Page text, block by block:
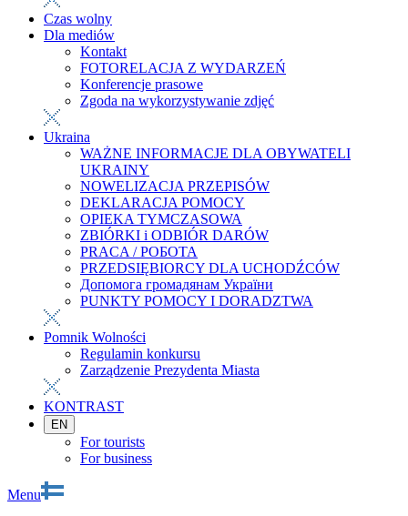
Czas wolny
Dla mediów
Kontakt
FOTORELACJA Z WYDARZEŃ
Konferencje prasowe
Zgoda na wykorzystywanie zdjęć
Ukraina
WAŻNE INFORMACJE DLA OBYWATELI
UKRAINY
NOWELIZACJA PRZEPISÓW
DEKLARACJA POMOCY
OPIEKA TYMCZASOWA
ZBIÓRKI i ODBIÓR DARÓW
PRACA / РОБОТА
PRZEDSIĘBIORCY DLA UCHODŹCÓW
Допомога громадянам України
PUNKTY POMOCY I DORADZTWA
Pomnik Wolności
Regulamin konkursu
Zarządzenie Prezydenta Miasta
KONTRAST
EN
For tourists
For business
Menu